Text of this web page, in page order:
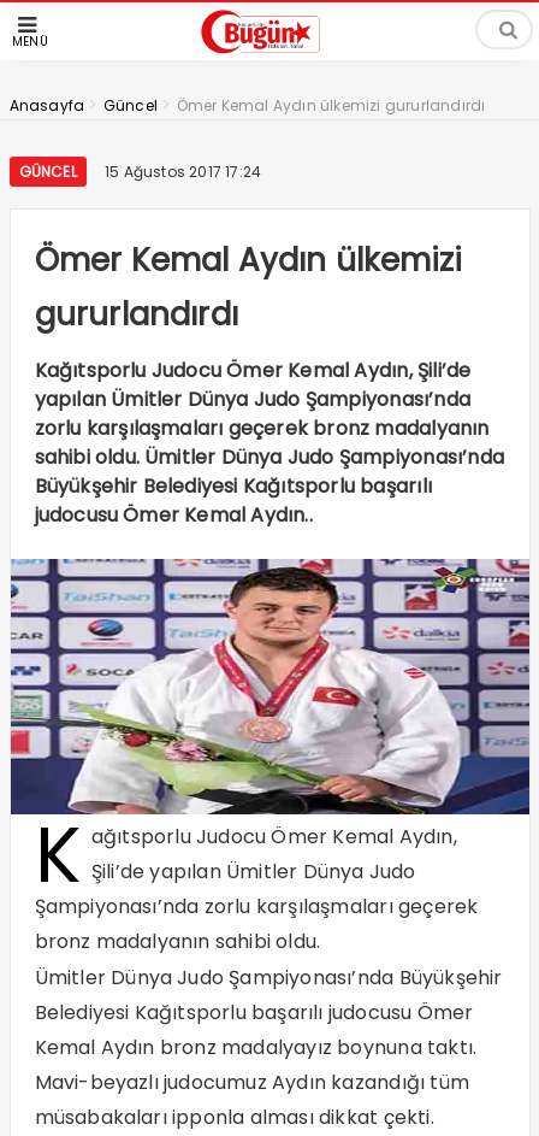
MENÜ
Anasayfa > Güncel > Ömer Kemal Aydın ülkemizi gururlandırdı
GÜNCEL 15 Ağustos 2017 17:24
Ömer Kemal Aydın ülkemizi
gururlandırdı
Kağıtsporlu Judocu Ömer Kemal Aydın, Şili’de
yapılan Ümitler Dünya Judo Şampiyonası’nda
zorlu karşılaşmaları geçerek bronz madalyanın
sahibi oldu. Ümitler Dünya Judo Şampiyonası’nda
Büyükşehir Belediyesi Kağıtsporlu başarılı
judocusu Ömer Kemal Aydın..
K ağıtsporlu Judocu Ömer Kemal Aydın,
Şili’de yapılan Ümitler Dünya Judo
Şampiyonası’nda zorlu karşılaşmaları geçerek
bronz madalyanın sahibi oldu.
Ümitler Dünya Judo Şampiyonası’nda Büyükşehir
Belediyesi Kağıtsporlu başarılı judocusu Ömer
Kemal Aydın bronz madalyayız boynuna taktı.
Mavi-beyazlı judocumuz Aydın kazandığı tüm
müsabakaları ipponla alması dikkat çekti.